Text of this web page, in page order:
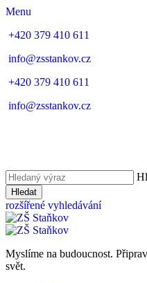
Menu
+420 379 410 611
info@zsstankov.cz
+420 379 410 611
info@zsstankov.cz
Hledat
rozšířené vyhledávání
Myslíme na budoucnost.
svět.